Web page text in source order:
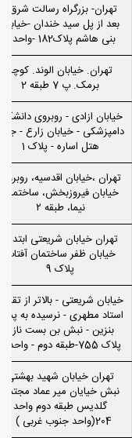
تهران- بزرگراه رسالت شرق -
بعد از پل سید خندان -خیابان
بنی هاشم پلاک182 -واحد3
تهران. خیابان الوند. کوچه
برمک. پ 7 طبقه 2
خیابان ازادی - روبروی
دامپزشکی - خیابان زارع -
هتل اساره - پلاک 1
تهران ،خیابان اقدسیه، روبروی
خیابان فیروزبخش، ساختمان
نیما، طبقه ٢
تهران خیابان شریعتی ابتدای
خیابان ظفر ساختمان آفتاب
پلاک 9
خیابان شریعتی - بالاتر از
استاد مطهری - نرسیده به
بنزین - نبش بن بست ناز -
پلاک 755-طبقه دوم - واحد 4
تهران خیابان شهید بهشتی
نبش خیایان میر عماد مجتمع
گلدیس طبقه دوم واحد
204(واحد جنوب غربی ) .